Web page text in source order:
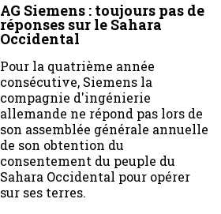
AG Siemens : toujours pas de
réponses sur le Sahara
Occidental
Pour la quatrième année
consécutive, Siemens la
compagnie d'ingénierie
allemande ne répond pas lors de
son assemblée générale annuelle
de son obtention du
consentement du peuple du
Sahara Occidental pour opérer
sur ses terres.